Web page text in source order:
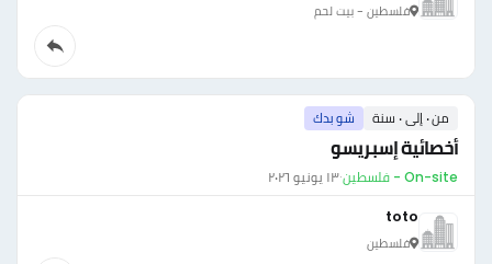
فلسطين - بيت لحم
من ٠ إلى ٠ سنة شو بدك
أخصائية إسبريسو
On-site - فلسطين ·١٣ يونيو ٢٠٢٦
toto
فلسطين